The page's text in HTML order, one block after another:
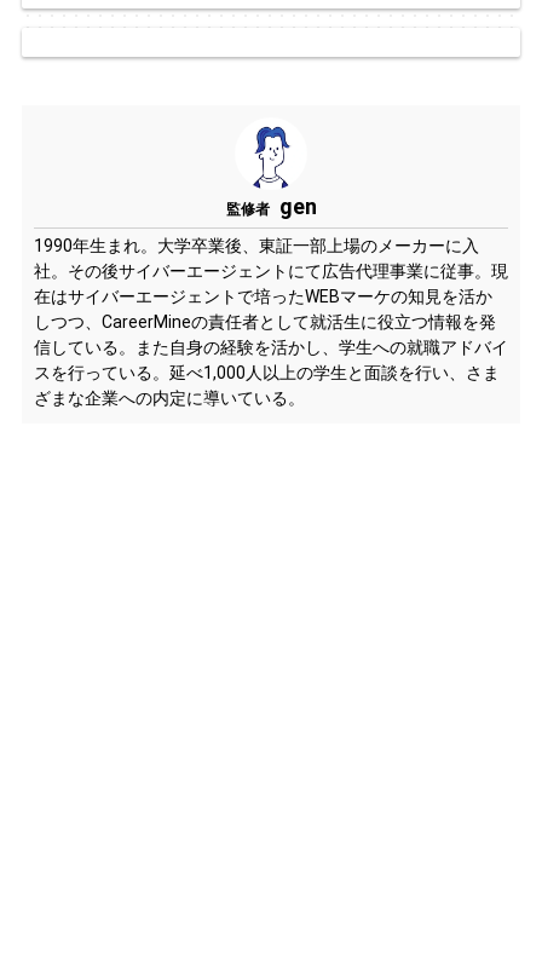
監修者 gen
1990年生まれ。大学卒業後、東証一部上場のメーカーに入
社。その後サイバーエージェントにて広告代理事業に従事。現
在はサイバーエージェントで培ったWEBマーケの知見を活か
しつつ、CareerMineの責任者として就活生に役立つ情報を発
信している。また自身の経験を活かし、学生への就職アドバイ
スを行っている。延べ1,000人以上の学生と面談を行い、さま
ざまな企業への内定に導いている。